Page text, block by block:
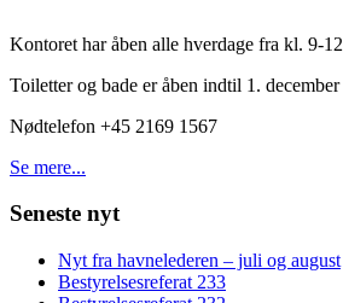
Kontoret har åben alle hverdage fra kl. 9-12
Toiletter og bade er åben indtil 1. december
Nødtelefon +45 2169 1567
Se mere...
Seneste nyt
Nyt fra havnelederen – juli og august
Bestyrelsesreferat 233